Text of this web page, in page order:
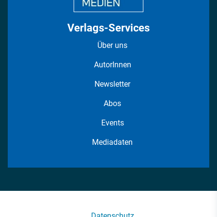
Verlags-Services
Über uns
AutorInnen
Newsletter
Abos
Events
Mediadaten